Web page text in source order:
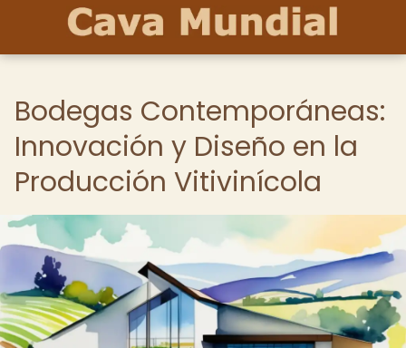
Bodegas Contemporáneas:
Innovación y Diseño en la
Producción Vitivinícola